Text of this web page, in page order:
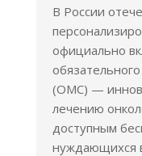
В России
официально
(ОМС) —
лечению
доступным
нуждающихся